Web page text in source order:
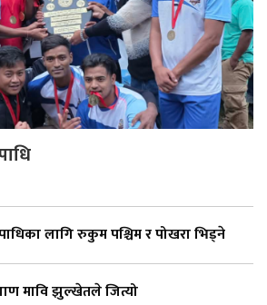
लागि रुकुम पश्चिम र पोखरा भिड्ने
मावि झुल्खेतले जित्यो